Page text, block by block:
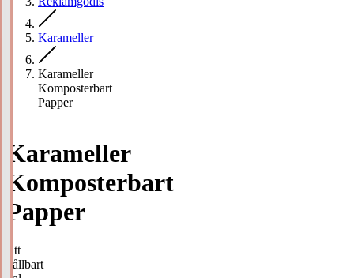
Karameller
Karameller
Komposterbart
Papper
Karameller
Komposterbart
Papper
Ett
hållbart